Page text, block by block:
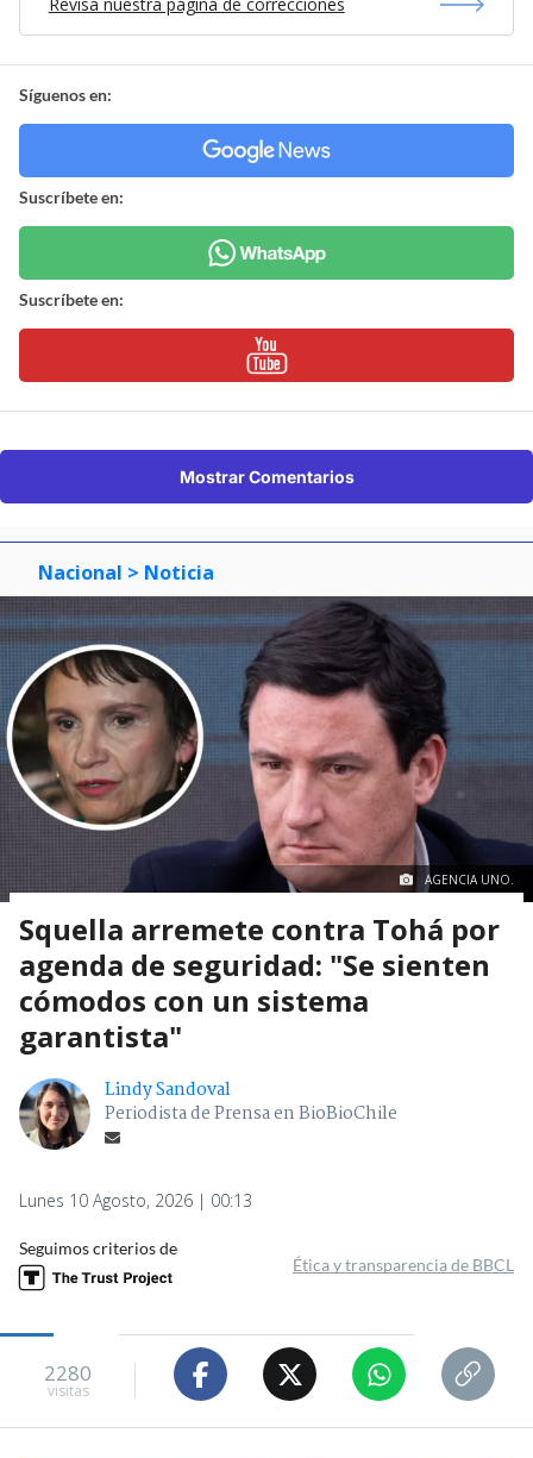
Revisa nuestra página de correcciones
Síguenos en:
Suscríbete en:
Suscríbete en:
Mostrar Comentarios
Nacional > Noticia
AGENCIA UNO.
Squella arremete contra Tohá por
agenda de seguridad: "Se sienten
cómodos con un sistema
garantista"
Lindy Sandoval
Periodista de Prensa en BioBioChile
Lunes 10 Agosto, 2026 | 00:13
Seguimos criterios de
Ética y transparencia de BBCL
2280
visitas